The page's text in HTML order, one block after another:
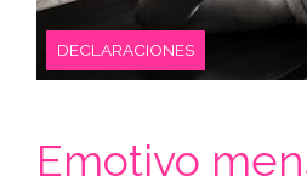
DECLARACIONES
Emotivo